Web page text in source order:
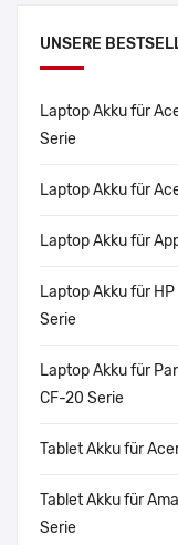
UNSERE
Laptop Akku für
Serie
Laptop Akku für
Laptop Akku für
Laptop Akku für HP
Serie
Laptop Akku für
CF-20 Serie
Tablet Akku für
Tablet Akku für
Serie